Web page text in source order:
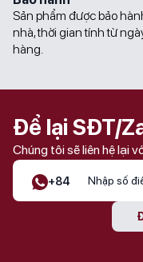
Sản phẩm được bảo
nhà, thời gian tính từ
hàng.
Để lại SĐT/
Chúng tôi sẽ liên hệ lại
+84